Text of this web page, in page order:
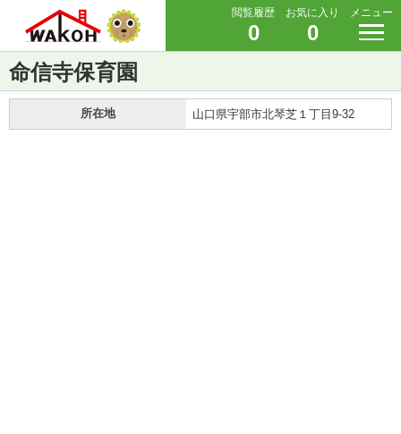
閲覧履歴
0
お気に入り
0
メニュー
命信寺保育園
所在地 山口県宇部市北琴芝１丁目9-32